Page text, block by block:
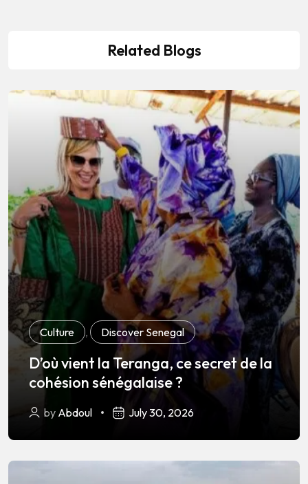
Related Blogs
Culture , Discover Senegal
D’où vient la Teranga, ce secret de la
cohésion sénégalaise ?
by Abdoul July 30, 2026